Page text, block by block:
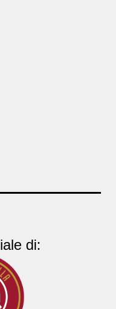
di: